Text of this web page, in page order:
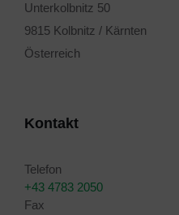
Unterkolbnitz 50
9815 Kolbnitz / Kärnten
Österreich
Kontakt
Telefon
+43 4783 2050
Fax